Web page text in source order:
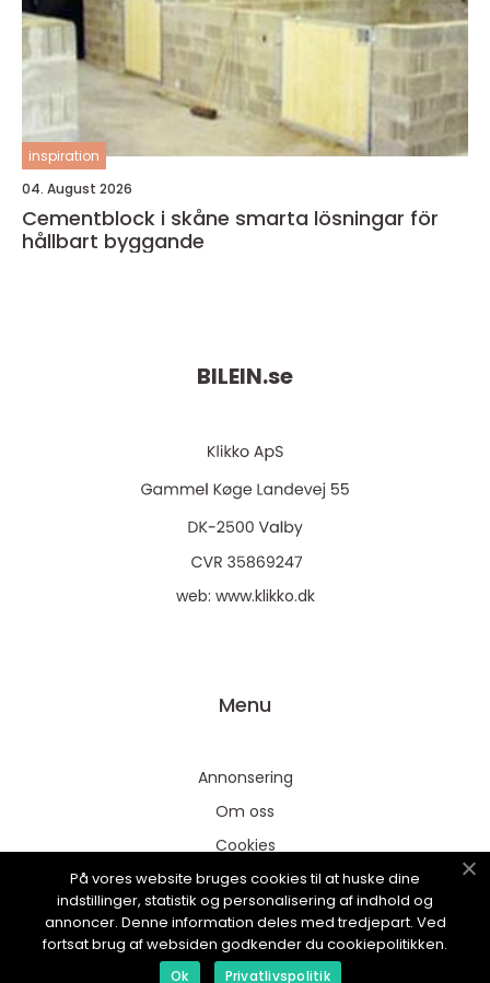
inspiration
04. August 2026
Cementblock i skåne smarta lösningar för
hållbart byggande
BILEIN.se
web: www.klikko.dk
Menu
Annonsering
Om oss
Cookies
Kontakta oss
Sitemap
På vores website bruges cookies til at huske dine
indstillinger, statistik og personalisering af indhold og
annoncer. Denne information deles med tredjepart. Ved
fortsat brug af websiden godkender du cookiepolitikken.
Ok Privatlivspolitik